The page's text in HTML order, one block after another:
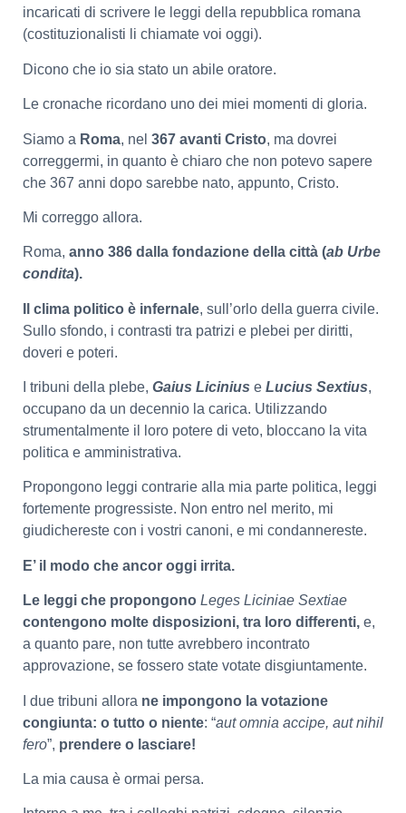
incaricati di scrivere le leggi della repubblica romana
(costituzionalisti li chiamate voi oggi).
Dicono che io sia stato un abile oratore.
Le cronache ricordano uno dei miei momenti di gloria.
Siamo a Roma, nel 367 avanti Cristo, ma dovrei
correggermi, in quanto è chiaro che non potevo sapere
che 367 anni dopo sarebbe nato, appunto, Cristo.
Mi correggo allora.
Roma, anno 386 dalla fondazione della città (ab Urbe
condita).
Il clima politico è infernale, sull’orlo della guerra civile.
Sullo sfondo, i contrasti tra patrizi e plebei per diritti,
doveri e poteri.
I tribuni della plebe, Gaius Licinius e Lucius Sextius,
occupano da un decennio la carica. Utilizzando
strumentalmente il loro potere di veto, bloccano la vita
politica e amministrativa.
Propongono leggi contrarie alla mia parte politica, leggi
fortemente progressiste. Non entro nel merito, mi
giudichereste con i vostri canoni, e mi condannereste.
E’ il modo che ancor oggi irrita.
Le leggi che propongono Leges Liciniae Sextiae
contengono molte disposizioni, tra loro differenti, e,
a quanto pare, non tutte avrebbero incontrato
approvazione, se fossero state votate disgiuntamente.
I due tribuni allora ne impongono la votazione
congiunta: o tutto o niente: “aut omnia accipe, aut nihil
fero”, prendere o lasciare!
La mia causa è ormai persa.